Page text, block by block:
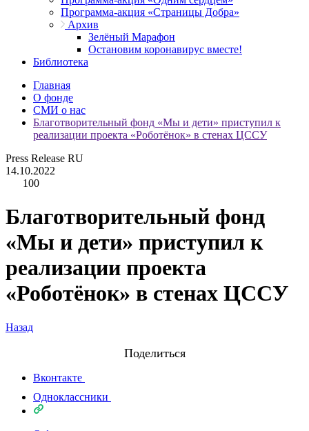
Программа-акция «Страницы Добра»
Архив
Зелёный Марафон
Остановим коронавирус вместе!
Библиотека
Главная
О фонде
СМИ о нас
Благотворительный фонд «Мы и дети» приступил к
реализации проекта «Роботёнок» в стенах ЦССУ
Press Release RU
14.10.2022
100
Благотворительный фонд
«Мы и дети» приступил к
реализации проекта
«Роботёнок» в стенах ЦССУ
Назад
Поделиться
Вконтакте
Одноклассники